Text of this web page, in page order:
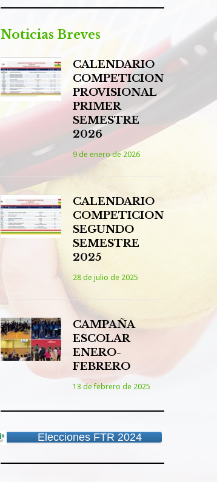
Noticias Breves
CALENDARIO
COMPETICION
PROVISIONAL
PRIMER
SEMESTRE
2026
9 de enero de 2026
CALENDARIO
COMPETICION
SEGUNDO
SEMESTRE
2025
28 de julio de 2025
CAMPAÑA
ESCOLAR
ENERO-
FEBRERO
13 de febrero de 2025
Elecciones FTR 2024